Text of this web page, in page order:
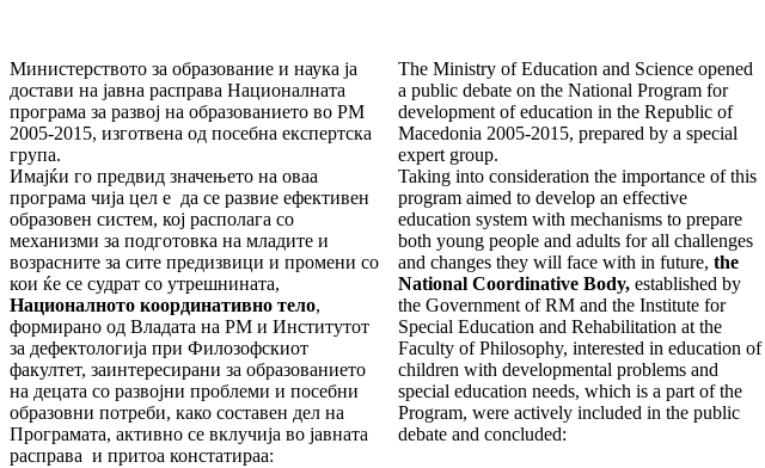
Министерството за образование и наука ја
достави на јавна расправа Националната
програма за развој на образованието во РМ
2005-2015, изготвена од посебна експертска
група.
Имајќи го предвид значењето на оваа
програма чија цел е да се развие ефективен
образовен систем, кој располага со
механизми за подготовка на младите и
возрасните за сите предизвици и промени со
кои ќе се судрат со утрешнината,
Националното координативно тело,
формирано од Владата на РМ и Институтот
за дефектологија при Филозофскиот
факултет, заинтересирани за образованието
на децата со развојни проблеми и посебни
образовни потреби, како составен дел на
Програмата, активно се вклучија во јавната
расправа и притоа констатираа:
The Ministry of Education and Science opened
a public debate on the National Program for
development of education in the Republic of
Macedonia 2005-2015, prepared by a special
expert group.
Taking into consideration the importance of this
program aimed to develop an effective
education system with mechanisms to prepare
both young people and adults for all challenges
and changes they will face with in future, the
National Coordinative Body, established by
the Government of RM and the Institute for
Special Education and Rehabilitation at the
Faculty of Philosophy, interested in education of
children with developmental problems and
special education needs, which is a part of the
Program, were actively included in the public
debate and concluded: